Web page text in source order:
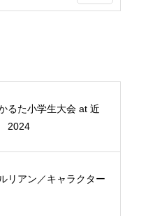
るた小学生大会 at 近
2024
リアン／キャラクター